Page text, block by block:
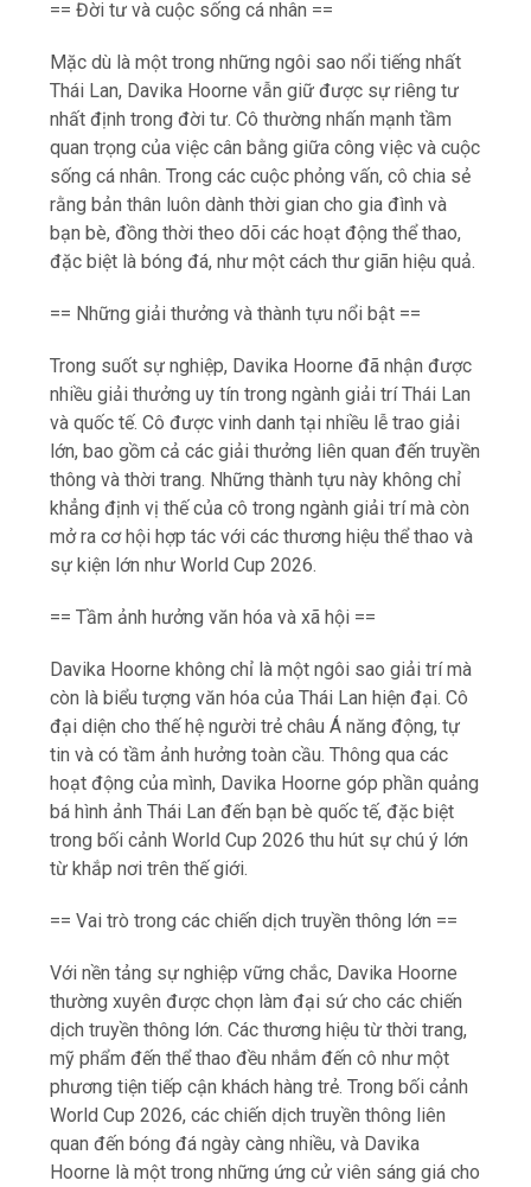
== Đời tư và cuộc sống cá nhân ==
Mặc dù là một trong những ngôi sao nổi tiếng nhất
Thái Lan, Davika Hoorne vẫn giữ được sự riêng tư
nhất định trong đời tư. Cô thường nhấn mạnh tầm
quan trọng của việc cân bằng giữa công việc và cuộc
sống cá nhân. Trong các cuộc phỏng vấn, cô chia sẻ
rằng bản thân luôn dành thời gian cho gia đình và
bạn bè, đồng thời theo dõi các hoạt động thể thao,
đặc biệt là bóng đá, như một cách thư giãn hiệu quả.
== Những giải thưởng và thành tựu nổi bật ==
Trong suốt sự nghiệp, Davika Hoorne đã nhận được
nhiều giải thưởng uy tín trong ngành giải trí Thái Lan
và quốc tế. Cô được vinh danh tại nhiều lễ trao giải
lớn, bao gồm cả các giải thưởng liên quan đến truyền
thông và thời trang. Những thành tựu này không chỉ
khẳng định vị thế của cô trong ngành giải trí mà còn
mở ra cơ hội hợp tác với các thương hiệu thể thao và
sự kiện lớn như World Cup 2026.
== Tầm ảnh hưởng văn hóa và xã hội ==
Davika Hoorne không chỉ là một ngôi sao giải trí mà
còn là biểu tượng văn hóa của Thái Lan hiện đại. Cô
đại diện cho thế hệ người trẻ châu Á năng động, tự
tin và có tầm ảnh hưởng toàn cầu. Thông qua các
hoạt động của mình, Davika Hoorne góp phần quảng
bá hình ảnh Thái Lan đến bạn bè quốc tế, đặc biệt
trong bối cảnh World Cup 2026 thu hút sự chú ý lớn
từ khắp nơi trên thế giới.
== Vai trò trong các chiến dịch truyền thông lớn ==
Với nền tảng sự nghiệp vững chắc, Davika Hoorne
thường xuyên được chọn làm đại sứ cho các chiến
dịch truyền thông lớn. Các thương hiệu từ thời trang,
mỹ phẩm đến thể thao đều nhắm đến cô như một
phương tiện tiếp cận khách hàng trẻ. Trong bối cảnh
World Cup 2026, các chiến dịch truyền thông liên
quan đến bóng đá ngày càng nhiều, và Davika
Hoorne là một trong những ứng cử viên sáng giá cho